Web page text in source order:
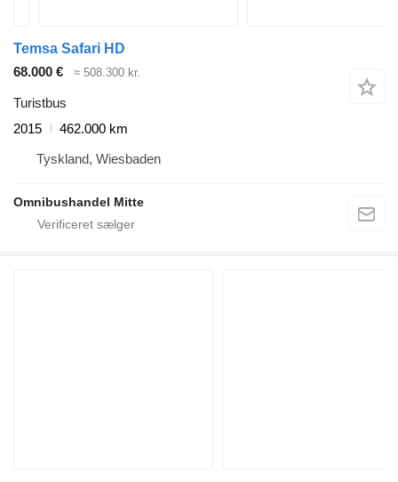
Temsa Safari HD
68.000 €
≈ 508.300 kr.
Turistbus
2015
462.000 km
Tyskland, Wiesbaden
Omnibushandel Mitte